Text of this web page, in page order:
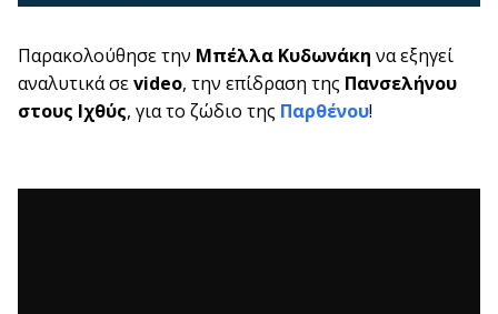
Παρακολούθησε την Μπέλλα Κυδωνάκη να εξηγεί
αναλυτικά σεvideo, την επίδραση της Πανσελήνου
στους Ιχθύς, για το ζώδιο της Παρθένου!